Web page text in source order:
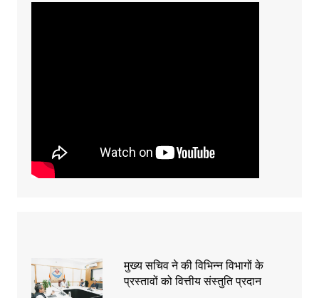
मुख्य सचिव ने की विभिन्न विभागों के
प्रस्तावों को वित्तीय संस्तुति प्रदान